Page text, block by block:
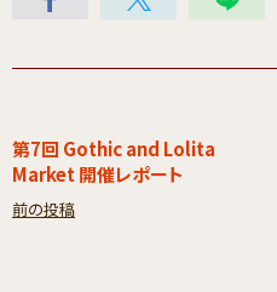
第7回 Gothic and Lolita
Market 開催レポート
前の投稿